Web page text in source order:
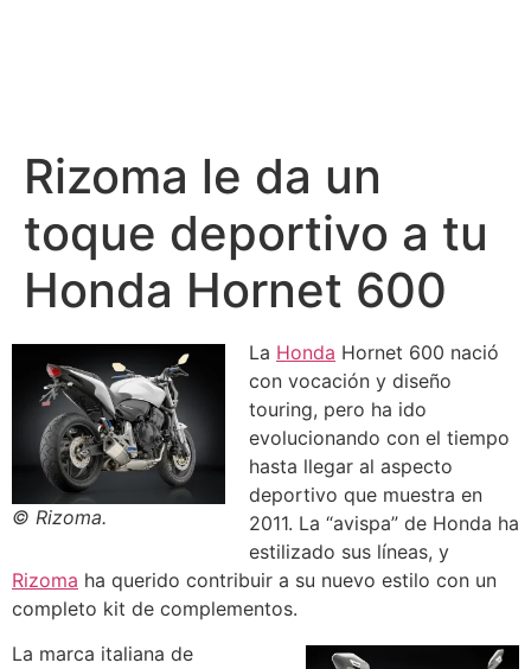
Rizoma le da un
toque deportivo a tu
Honda Hornet 600
© Rizoma.
La Honda Hornet 600 nació
con vocación y diseño
touring, pero ha ido
evolucionando con el tiempo
hasta llegar al aspecto
deportivo que muestra en
2011. La “avispa” de Honda ha
estilizado sus líneas, y
Rizoma ha querido contribuir a su nuevo estilo con un
completo kit de complementos.
La marca italiana de